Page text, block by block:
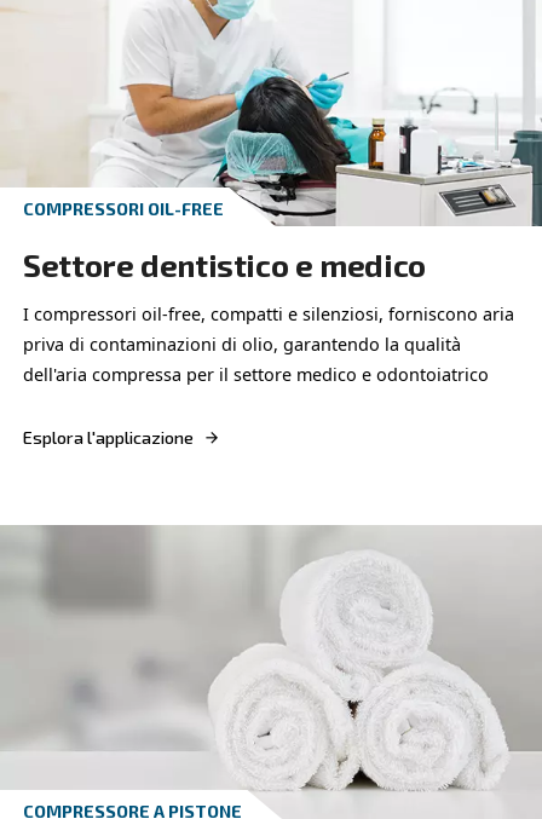
l'efficienza in un'azienda agricola.
Esplora l'applicazione
COMPRESSORE A PISTONE
I compressori silenziati offrono combinano
efficienza energetica e affidabilità per l'eccellenza
compressa nel settore automobilistico